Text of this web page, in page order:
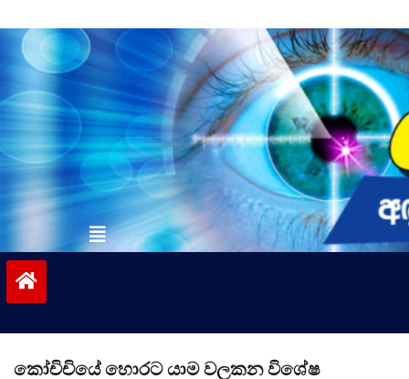
to
contentvinivida.lk
කෝචිචියේ හොරට යාම වලකන විශේෂ